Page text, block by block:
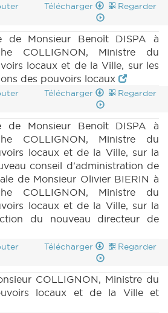
Télécharger Regarder
de Monsieur Benoît DISPA à
COLLIGNON, Ministre du
locaux et de la Ville, sur les
des pouvoirs locaux
Télécharger Regarder
de Monsieur Benoît DISPA à
COLLIGNON, Ministre du
locaux et de la Ville, sur la
conseil d'administration de
de Monsieur Olivier BIERIN à
COLLIGNON, Ministre du
locaux et de la Ville, sur la
du nouveau directeur de
Télécharger Regarder
COLLIGNON, Ministre du
locaux et de la Ville et